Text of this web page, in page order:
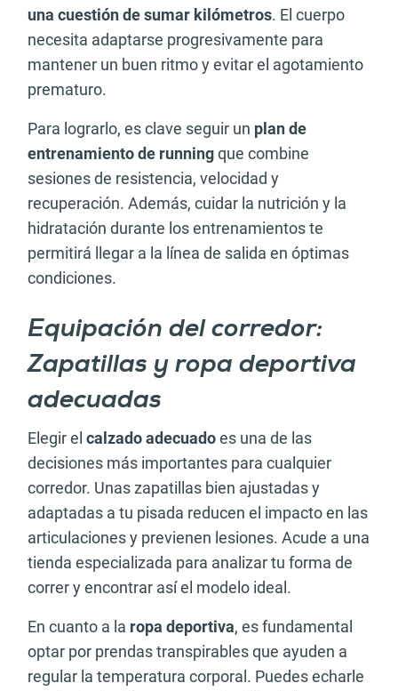
una cuestión de sumar kilómetros. El cuerpo
necesita adaptarse progresivamente para
mantener un buen ritmo y evitar el agotamiento
prematuro.
Para lograrlo, es clave seguir un plan de
entrenamiento de runningque combine
sesiones de resistencia, velocidad y
recuperación. Además, cuidar la nutrición y la
hidratación durante los entrenamientos te
permitirá llegar a la línea de salida en óptimas
condiciones.
Equipación del corredor:
Zapatillas y ropa deportiva
adecuadas
Elegir el calzado adecuadoes una de las
decisiones más importantes para cualquier
corredor. Unas zapatillas bien ajustadas y
adaptadas a tu pisada reducen el impacto en las
articulaciones y previenen lesiones. Acude a una
tienda especializada para analizar tu forma de
correr y encontrar así el modelo ideal.
En cuanto a la ropa deportiva, es fundamental
optar por prendas transpirables que ayuden a
regular la temperatura corporal. Puedes echarle